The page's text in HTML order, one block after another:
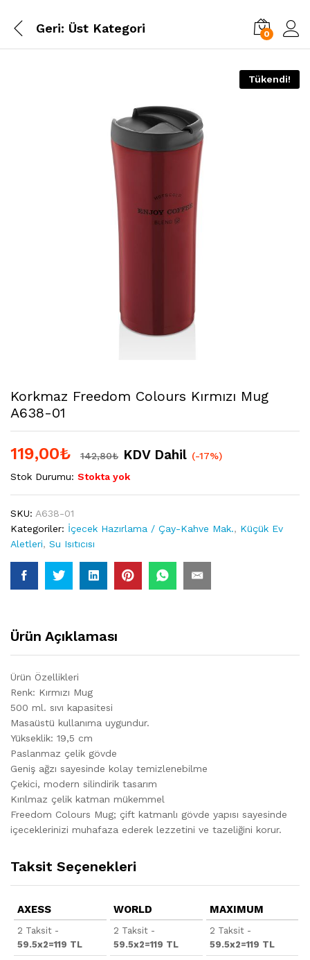
Geri: Üst Kategori 0
Tükendi!
Korkmaz Freedom Colours Kırmızı Mug
A638-01
119,00₺ 142,80₺ KDV Dahil (-17%)
Stok Durumu: Stokta yok
SKU: A638-01
Kategoriler: İçecek Hazırlama / Çay-Kahve Mak., Küçük Ev
Aletleri, Su Isıtıcısı
Ürün Açıklaması
Ürün Özellikleri
Renk: Kırmızı Mug
500 ml. sıvı kapasitesi
Masaüstü kullanıma uygundur.
Yükseklik: 19,5 cm
Paslanmaz çelik gövde
Geniş ağzı sayesinde kolay temizlenebilme
Çekici, modern silindirik tasarım
Kırılmaz çelik katman mükemmel
Freedom Colours Mug; çift katmanlı gövde yapısı sayesinde
içeceklerinizi muhafaza ederek lezzetini ve tazeliğini korur.
Taksit Seçenekleri
AXESS
2 Taksit -
59.5x2=119 TL
WORLD
2 Taksit -
59.5x2=119 TL
MAXIMUM
2 Taksit -
59.5x2=119 TL